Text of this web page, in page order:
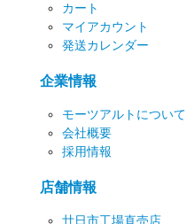
カート
マイアカウント
発送カレンダー
企業情報
モーツアルトについて
会社概要
採用情報
店舗情報
廿日市工場直売店